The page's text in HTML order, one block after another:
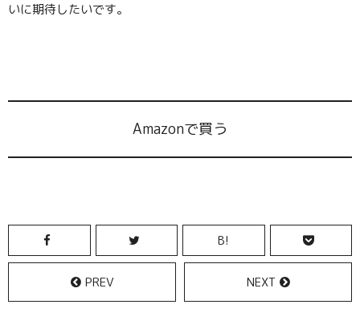
いに期待したいです。
Amazonで買う
B!
PREV NEXT